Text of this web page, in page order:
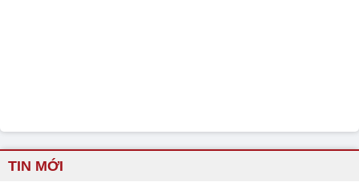
TIN MỚI